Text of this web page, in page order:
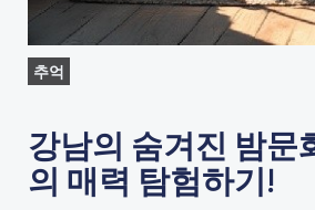
추억
강남의 숨겨진 밤문
의 매력 탐험하기!